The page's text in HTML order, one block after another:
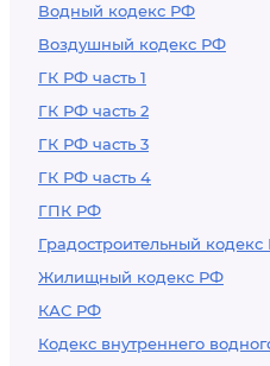
Водный кодекс РФ
Воздушный кодекс РФ
ГК РФ часть 1
ГК РФ часть 2
ГК РФ часть 3
ГК РФ часть 4
ГПК РФ
Градостроительный
Жилищный кодекс РФ
КАС РФ
Кодекс внутреннего
пути или имеет
разъездной
характер, а также с
работой в полевых
условиях, работами
экспедиционного
характера